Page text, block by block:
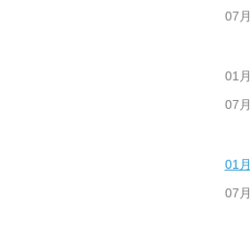
07月
01月
07月
01月
07月